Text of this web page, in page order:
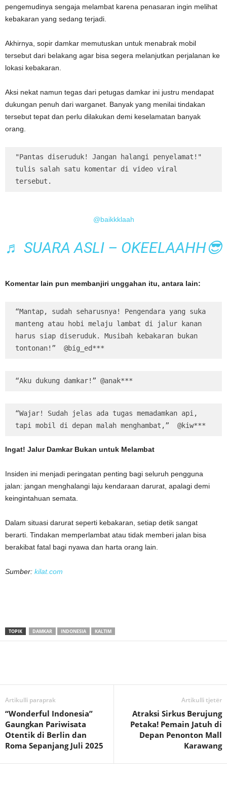
pengemudinya sengaja melambat karena penasaran ingin melihat
kebakaran yang sedang terjadi.
Akhirnya, sopir damkar memutuskan untuk menabrak mobil
tersebut dari belakang agar bisa segera melanjutkan perjalanan ke
lokasi kebakaran.
Aksi nekat namun tegas dari petugas damkar ini justru mendapat
dukungan penuh dari warganet. Banyak yang menilai tindakan
tersebut tepat dan perlu dilakukan demi keselamatan banyak
orang.
"Pantas diseruduk! Jangan halangi penyelamat!"
tulis salah satu komentar di video viral
tersebut.
@baikkklaah
♬ SUARA ASLI – OKEELAAHH😎
Komentar lain pun membanjiri unggahan itu, antara lain:
“Mantap, sudah seharusnya! Pengendara yang suka
manteng atau hobi melaju lambat di jalur kanan
harus siap diseruduk. Musibah kebakaran bukan
tontonan!”  @big_ed***
“Aku dukung damkar!” @anak***
“Wajar! Sudah jelas ada tugas memadamkan api,
tapi mobil di depan malah menghambat,”  @kiw***
Ingat! Jalur Damkar Bukan untuk Melambat
Insiden ini menjadi peringatan penting bagi seluruh pengguna
jalan: jangan menghalangi laju kendaraan darurat, apalagi demi
keingintahuan semata.
Dalam situasi darurat seperti kebakaran, setiap detik sangat
berarti. Tindakan memperlambat atau tidak memberi jalan bisa
berakibat fatal bagi nyawa dan harta orang lain.
Sumber: kilat.com
TOPIK DAMKAR INDONESIA KALTIM
Artikulli paraprak
“Wonderful Indonesia”
Gaungkan Pariwisata
Otentik di Berlin dan
Roma Sepanjang Juli 2025
Artikulli tjetër
Atraksi Sirkus Berujung
Petaka! Pemain Jatuh di
Depan Penonton Mall
Karawang